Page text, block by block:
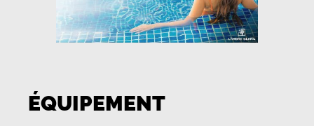
ÉQUIPEMENT